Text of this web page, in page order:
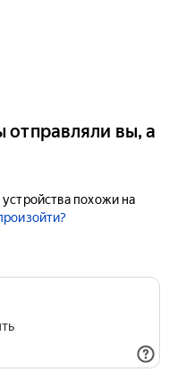
отправляли вы, а
похожи на